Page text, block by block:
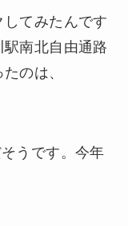
てみたんです
南北自由通路
のは、
うです。今年